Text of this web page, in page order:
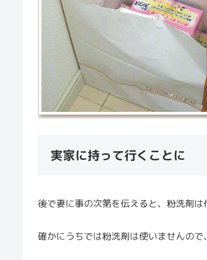
実家に持って行くことに
後で妻に事の次第を伝えると、粉洗剤は
確かにうちでは粉洗剤は使いませんので